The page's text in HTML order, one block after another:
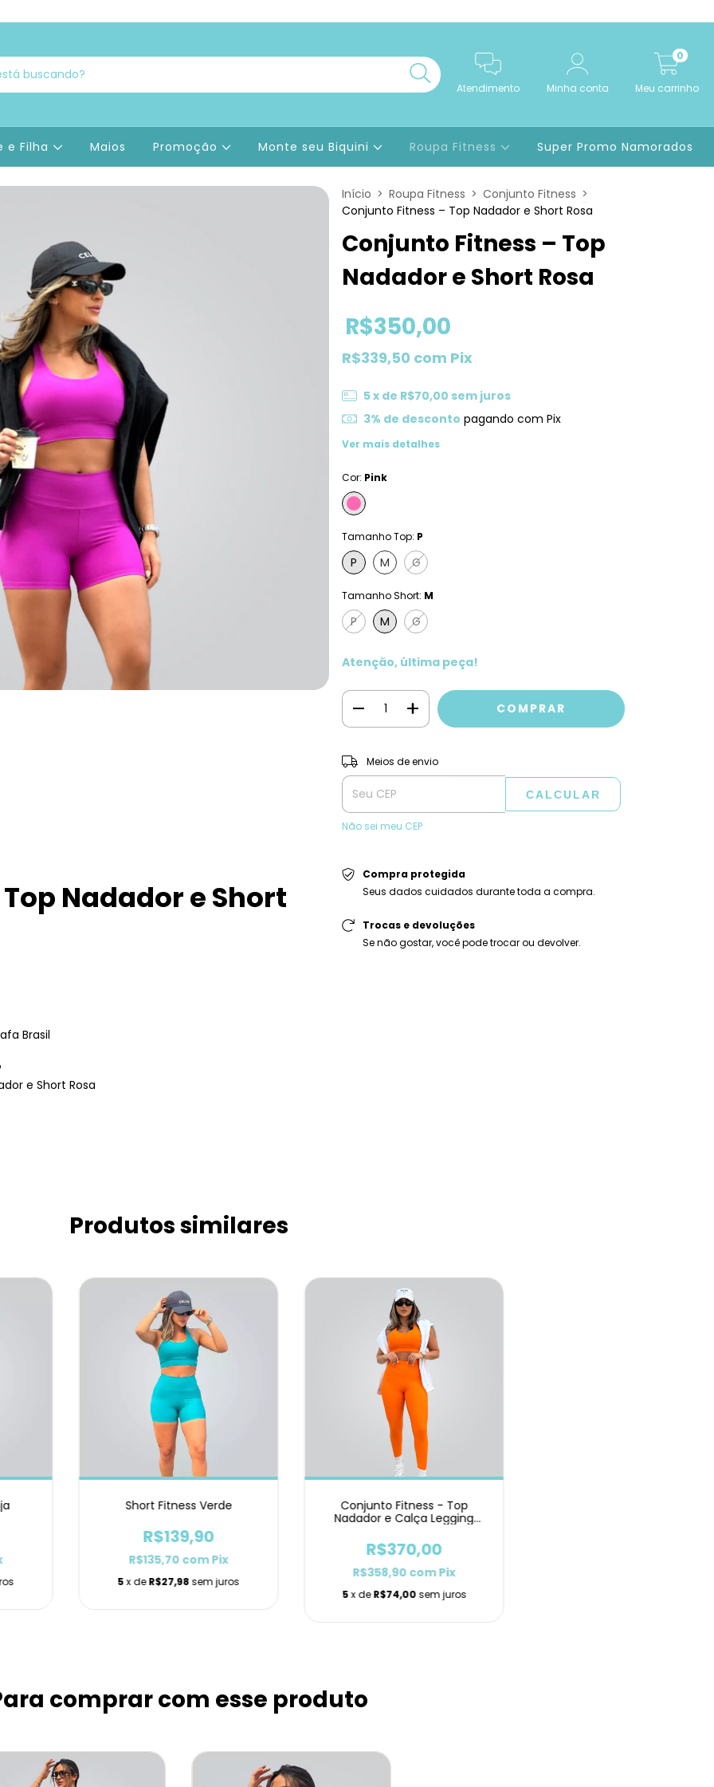
Atendimento Minha conta Meu carrinho
0
e Filha Maios Promoção Monte seu Biquini Roupa Fitness Super Promo Namorados
Nadador e Short
Brasil
e Short Rosa
Início > Roupa Fitness > Conjunto Fitness >
Conjunto Fitness – Top Nadador e Short Rosa
Conjunto Fitness – Top
Nadador e Short Rosa
R$350,00
R$339,50 com Pix
5x de R$70,00 sem juros
3% de desconto pagando com Pix
Ver mais detalhes
Cor: Pink
Tamanho Top: P
P M G
Tamanho Short: M
P M G
Atenção, última peça!
Entregas para o CEP:
Meios de envio
CALCULAR
Não sei meu CEP
Compra protegida
Seus dados cuidados durante toda a compra.
Trocas e devoluções
Se não gostar, você pode trocar ou devolver.
Produtos similares
Short Fitness Verde
R$139,90
R$135,70 comPix
5 x deR$27,98 sem juros
Conjunto Fitness - Top
Nadador e Calça Legging
R$370,00
R$358,90 comPix
5x deR$74,00 sem juros
comprar com esse produto